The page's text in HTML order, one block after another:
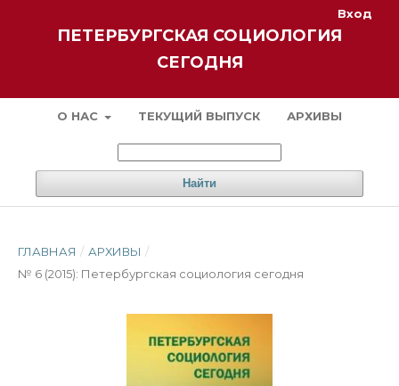
ПЕТЕРБУРГСКАЯ СОЦИОЛОГИЯ
СЕГОДНЯ
О НАС ТЕКУЩИЙ ВЫПУСК АРХИВЫ
Найти
Вход
ГЛАВНАЯ / АРХИВЫ /
№ 6 (2015): Петербургская социология сегодня